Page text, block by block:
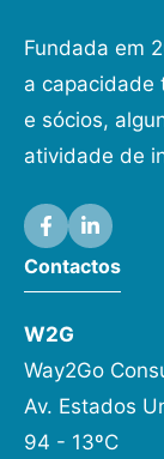
Fundada em
a capacidade
e sócios,
atividade de
Contactos
W2G
Way2Go
Av. Estados
94 - 13ºC